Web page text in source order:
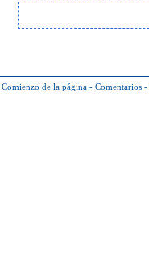
Comienzo de la página - Comentarios -